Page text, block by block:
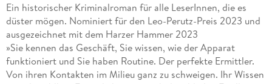
Ein historischer Kriminalroman für alle LeserInnen, die es
düster mögen. Nominiert für den Leo-Perutz-Preis 2023 und
ausgezeichnet mit dem Harzer Hammer 2023
»Sie kennen das Geschäft, Sie wissen, wie der Apparat
funktioniert und Sie haben Routine. Der perfekte Ermittler.
Von ihren Kontakten im Milieu ganz zu schweigen. Ihr Wissen